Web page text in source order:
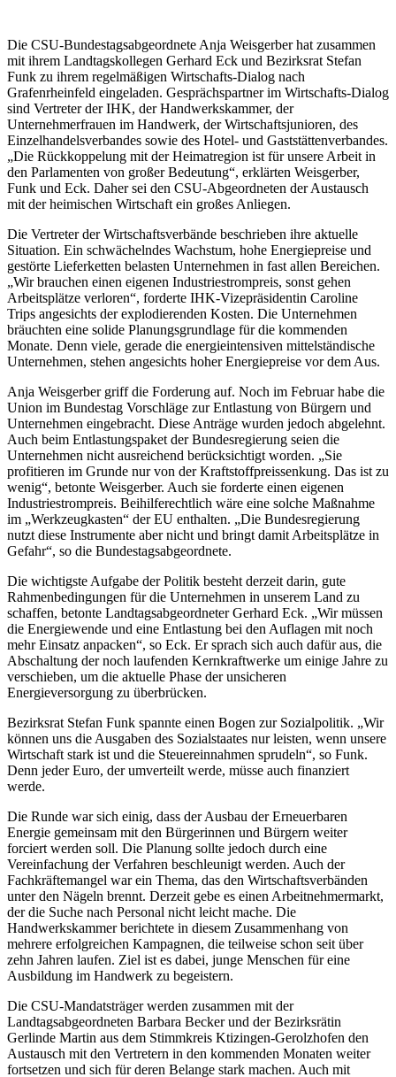
Die CSU-Bundestagsabgeordnete Anja Weisgerber hat zusammen
mit ihrem Landtagskollegen Gerhard Eck und Bezirksrat Stefan
Funk zu ihrem regelmäßigen Wirtschafts-Dialog nach
Grafenrheinfeld eingeladen. Gesprächspartner im Wirtschafts-Dialog
sind Vertreter der IHK, der Handwerkskammer, der
Unternehmerfrauen im Handwerk, der Wirtschaftsjunioren, des
Einzelhandelsverbandes sowie des Hotel- und Gaststättenverbandes.
„Die Rückkoppelung mit der Heimatregion ist für unsere Arbeit in
den Parlamenten von großer Bedeutung“, erklärten Weisgerber,
Funk und Eck. Daher sei den CSU-Abgeordneten der Austausch
mit der heimischen Wirtschaft ein großes Anliegen.
Die Vertreter der Wirtschaftsverbände beschrieben ihre aktuelle
Situation. Ein schwächelndes Wachstum, hohe Energiepreise und
gestörte Lieferketten belasten Unternehmen in fast allen Bereichen.
„Wir brauchen einen eigenen Industriestrompreis, sonst gehen
Arbeitsplätze verloren“, forderte IHK-Vizepräsidentin Caroline
Trips angesichts der explodierenden Kosten. Die Unternehmen
bräuchten eine solide Planungsgrundlage für die kommenden
Monate. Denn viele, gerade die energieintensiven mittelständische
Unternehmen, stehen angesichts hoher Energiepreise vor dem Aus.
Anja Weisgerber griff die Forderung auf. Noch im Februar habe die
Union im Bundestag Vorschläge zur Entlastung von Bürgern und
Unternehmen eingebracht. Diese Anträge wurden jedoch abgelehnt.
Auch beim Entlastungspaket der Bundesregierung seien die
Unternehmen nicht ausreichend berücksichtigt worden. „Sie
profitieren im Grunde nur von der Kraftstoffpreissenkung. Das ist zu
wenig“, betonte Weisgerber. Auch sie forderte einen eigenen
Industriestrompreis. Beihilferechtlich wäre eine solche Maßnahme
im „Werkzeugkasten“ der EU enthalten. „Die Bundesregierung
nutzt diese Instrumente aber nicht und bringt damit Arbeitsplätze in
Gefahr“, so die Bundestagsabgeordnete.
Die wichtigste Aufgabe der Politik besteht derzeit darin, gute
Rahmenbedingungen für die Unternehmen in unserem Land zu
schaffen, betonte Landtagsabgeordneter Gerhard Eck. „Wir müssen
die Energiewende und eine Entlastung bei den Auflagen mit noch
mehr Einsatz anpacken“, so Eck. Er sprach sich auch dafür aus, die
Abschaltung der noch laufenden Kernkraftwerke um einige Jahre zu
verschieben, um die aktuelle Phase der unsicheren
Energieversorgung zu überbrücken.
Bezirksrat Stefan Funk spannte einen Bogen zur Sozialpolitik. „Wir
können uns die Ausgaben des Sozialstaates nur leisten, wenn unsere
Wirtschaft stark ist und die Steuereinnahmen sprudeln“, so Funk.
Denn jeder Euro, der umverteilt werde, müsse auch finanziert
werde.
Die Runde war sich einig, dass der Ausbau der Erneuerbaren
Energie gemeinsam mit den Bürgerinnen und Bürgern weiter
forciert werden soll. Die Planung sollte jedoch durch eine
Vereinfachung der Verfahren beschleunigt werden. Auch der
Fachkräftemangel war ein Thema, das den Wirtschaftsverbänden
unter den Nägeln brennt. Derzeit gebe es einen Arbeitnehmermarkt,
der die Suche nach Personal nicht leicht mache. Die
Handwerkskammer berichtete in diesem Zusammenhang von
mehrere erfolgreichen Kampagnen, die teilweise schon seit über
zehn Jahren laufen. Ziel ist es dabei, junge Menschen für eine
Ausbildung im Handwerk zu begeistern.
Die CSU-Mandatsträger werden zusammen mit der
Landtagsabgeordneten Barbara Becker und der Bezirksrätin
Gerlinde Martin aus dem Stimmkreis Ktizingen-Gerolzhofen den
Austausch mit den Vertretern in den kommenden Monaten weiter
fortsetzen und sich für deren Belange stark machen. Auch mit